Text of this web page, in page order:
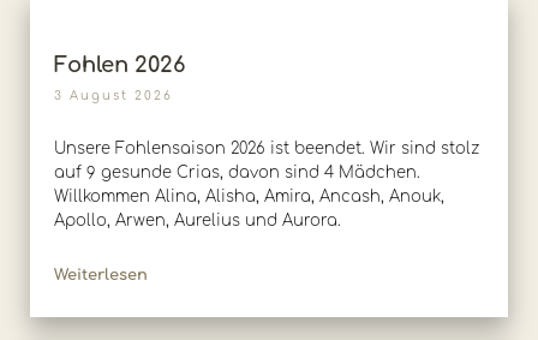
Fohlen 2026
3 August 2026
Unsere Fohlensaison 2026 ist beendet. Wir sind stolz
auf 9 gesunde Crias, davon sind 4 Mädchen.
Willkommen Alina, Alisha, Amira, Ancash, Anouk,
Apollo, Arwen, Aurelius und Aurora.
Weiterlesen